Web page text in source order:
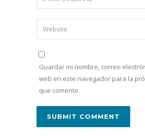
Guardar mi nombre, correo
web en este navegador para la
que comente.